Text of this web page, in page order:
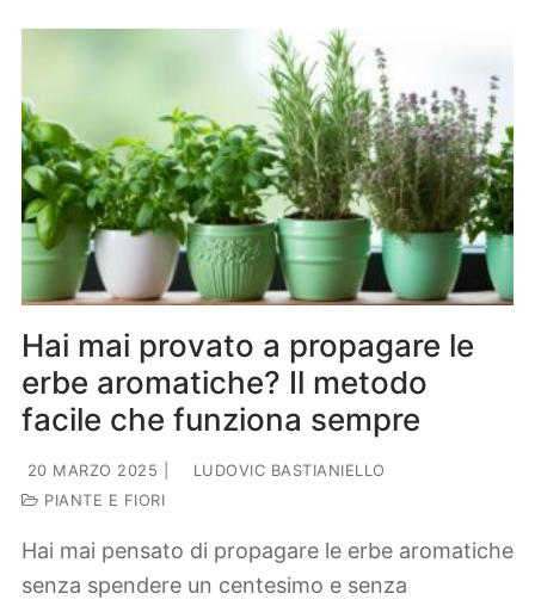
Hai mai provato a propagare le
erbe aromatiche? Il metodo
facile che funziona sempre
20 MARZO 2025
LUDOVIC BASTIANIELLO
PIANTE E FIORI
Hai mai pensato di propagare le erbe aromatiche
senza spendere un centesimo e senza